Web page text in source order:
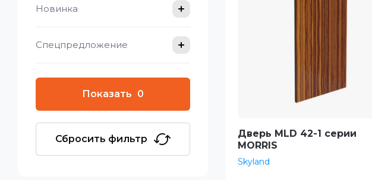
Новинка
Спецпредложение
Показать 0
Сбросить фильтр
Название - А-Я
Дверь MLD 42-1 серии
MORRIS
Skyland